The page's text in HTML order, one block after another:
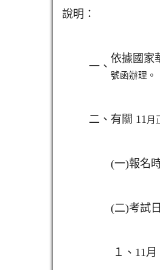
說明：
一、
依據國家
號函辦理。
二、 有關 11月
(一)報名
(二)考試
１、 11月